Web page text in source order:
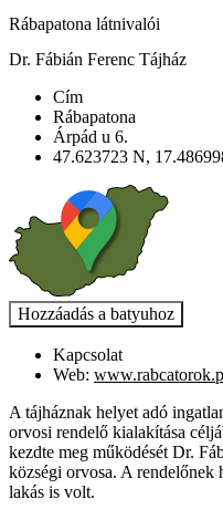
Rábapatona látnivalói
Dr. Fábián Ferenc Tájház
Cím
Rábapatona
Árpád u 6.
47.623723 N,
Kapcsolat
Web:
A tájháznak helyet adó
orvosi rendelő kialakítása
kezdte meg működését Dr.
községi orvosa. A rendelőnek
lakás is volt.